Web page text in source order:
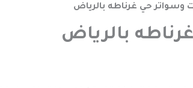
وسواتر حي غرناطه بالرياض
بالرياض